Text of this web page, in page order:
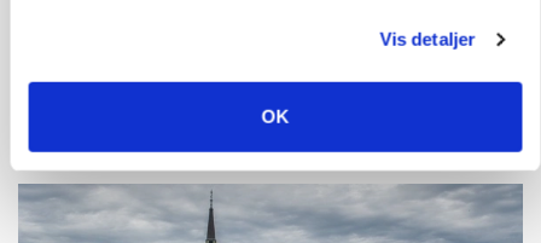
Vis detaljer
OK